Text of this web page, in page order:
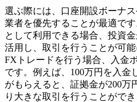
選ぶ際には、口座開設ボーナ
業者を優先することが最適で
として利用できる場合、投資
活用し、取引を行うことが可
FXトレードを行う場合、入金
です。例えば、100万円を入金
がもらえると、証拠金が200万
り大きな取引を行うことができ